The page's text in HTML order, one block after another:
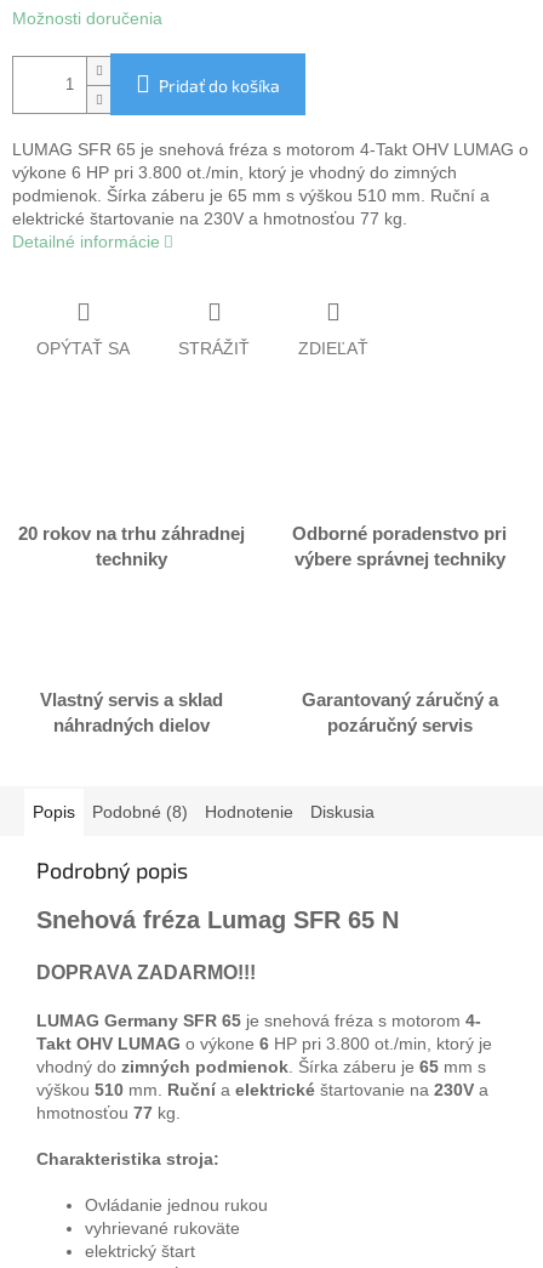
Možnosti doručenia
Pridať do košíka
LUMAG SFR 65 je snehová fréza s motorom 4-Takt OHV LUMAG o
výkone 6 HP pri 3.800 ot./min, ktorý je vhodný do zimných
podmienok. Šírka záberu je 65 mm s výškou 510 mm. Ruční a
elektrické štartovanie na 230V a hmotnosťou 77 kg.
Detailné informácie
OPÝTAŤ SA STRÁŽIŤ ZDIEĽAŤ
20 rokov na trhu záhradnej
techniky
Odborné poradenstvo pri
výbere správnej techniky
Vlastný servis a sklad
náhradných dielov
Garantovaný záručný a
pozáručný servis
Popis Podobné (8) Hodnotenie Diskusia
Podrobný popis
Snehová fréza Lumag SFR 65 N
DOPRAVA ZADARMO!!!
LUMAG Germany SFR 65 je snehová fréza s motorom 4-
Takt OHV LUMAG o výkone 6 HP pri 3.800 ot./min, ktorý je
vhodný do zimných podmienok . Šírka záberu je 65 mm s
výškou 510 mm. Ruční a elektrické štartovanie na 230V a
hmotnosťou 77 kg.
Charakteristika stroja:
Ovládanie jednou rukou
vyhrievané rukoväte
elektrický štart